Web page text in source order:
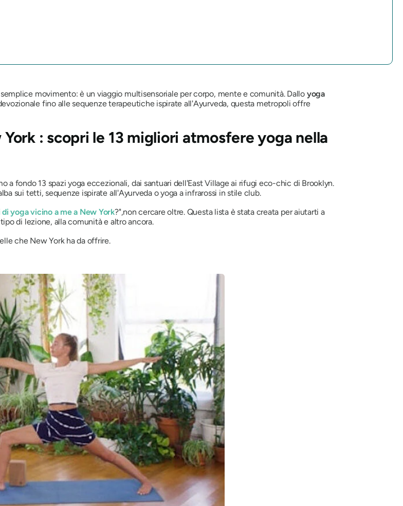
movimento: è un viaggio multisensoriale per corpo, mente e comunità. Dallo yoga
fino alle sequenze terapeutiche ispirate all'Ayurveda, questa metropoli offre
: scopri le 13 migliori atmosfere yoga nella
a fondo 13 spazi yoga eccezionali, dai santuari dell'East Village ai rifugi eco-chic di Brooklyn.
sui tetti, sequenze ispirate all'Ayurveda o yoga a infrarossi in stile club.
yoga vicino a me a New York?",non cercare oltre. Questa lista è stata creata per aiutarti a
di lezione, alla comunità e altro ancora.
che New York ha da offrire.